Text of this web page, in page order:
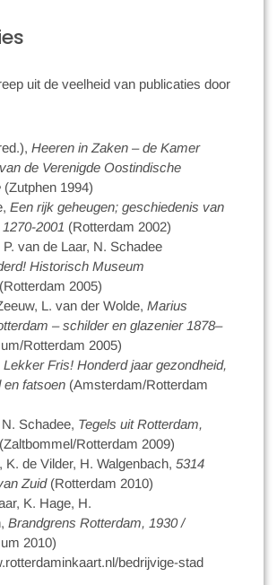
uit de veelheid van publicaties door
Heeren in Zaken – de Kamer
de Verenigde Oostindische
(Zutphen 1994)
Een rijk geheugen; geschiedenis van
2001 (Rotterdam 2002)
van de Laar, N. Schadee
Historisch Museum
(Rotterdam 2005)
L. van der Wolde, Marius
– schilder en glazenier 1878–
Rotterdam 2005)
Lekker Fris! Honderd jaar gezondheid,
en fatsoen (Amsterdam/Rotterdam
Schadee, Tegels uit Rotterdam,
Rotterdam 2009)
K. de Vilder, H. Walgenbach, 5314
Zuid(Rotterdam 2010)
K. Hage, H.
Brandgrens Rotterdam, 1930 /
2010)
bedrijvige-stad